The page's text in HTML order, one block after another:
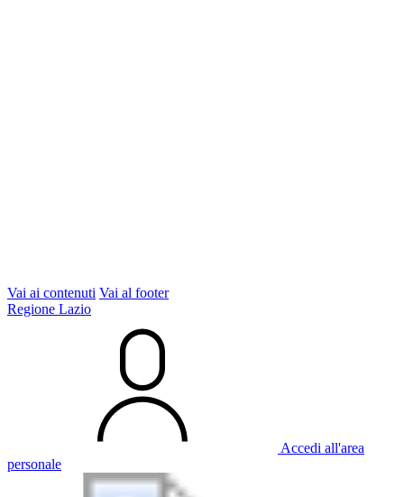
Vai ai contenuti Vai al footer
Regione Lazio
Accedi all'area
personale